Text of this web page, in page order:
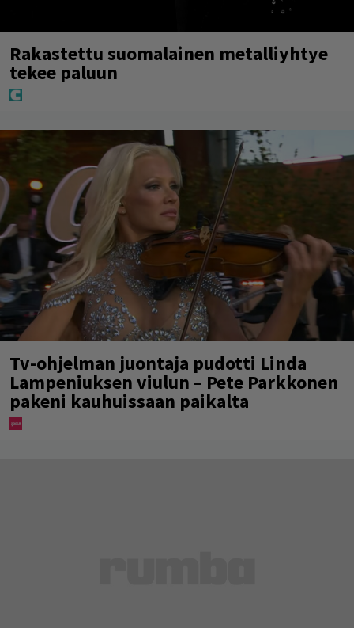
Rakastettu suomalainen metalliyhtye
tekee paluun
Tv-ohjelman juontaja pudotti Linda
Lampeniuksen viulun – Pete Parkkonen
pakeni kauhuissaan paikalta